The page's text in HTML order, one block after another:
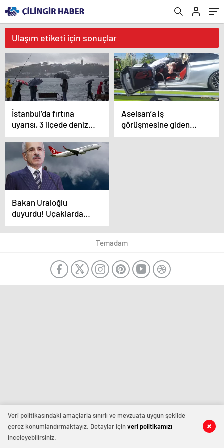
Ulaşım etiketi için sonuçlar
İstanbul’da fırtına
uyarısı, 3 ilçede denize
girmek yasaklandı
Aselsan’a iş
görüşmesine giden
genç mühendisin acı
Bakan Uraloğlu
duyurdu! Uçaklarda
powerbank
kullanılması
Temadam
Veri politikasındaki amaçlarla sınırlı ve mevzuata uygun şekilde
çerez konumlandırmaktayız. Detaylar içinveri politikamızı
inceleyebilirsiniz.